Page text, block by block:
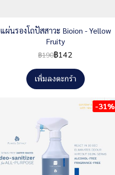
แผ่นรองโถปัสสาวะ Bioion - Yellow
Fruity
฿190฿142
เพิ่มลงตะกร้า
-31%